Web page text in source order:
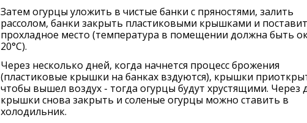
Затем огурцы уложить в чистые банки с пряностями, залить
рассолом, банки закрыть пластиковыми крышками и
прохладное место (температура в помещении должна быть
20°С).
Через несколько дней, когда начнется процесс брожения
(пластиковые крышки на банках вздуются), крышки
чтобы вышел воздух - тогда огурцы будут хрустящими. Через
крышки снова закрыть и соленые огурцы можно ставить в
холодильник.